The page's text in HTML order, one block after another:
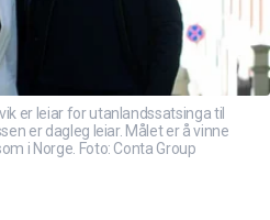
er leiar for utanlandssatsinga til
er dagleg leiar. Målet er å vinne
i Norge. Foto: Conta Group